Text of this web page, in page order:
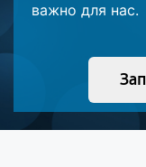
важно для нас.